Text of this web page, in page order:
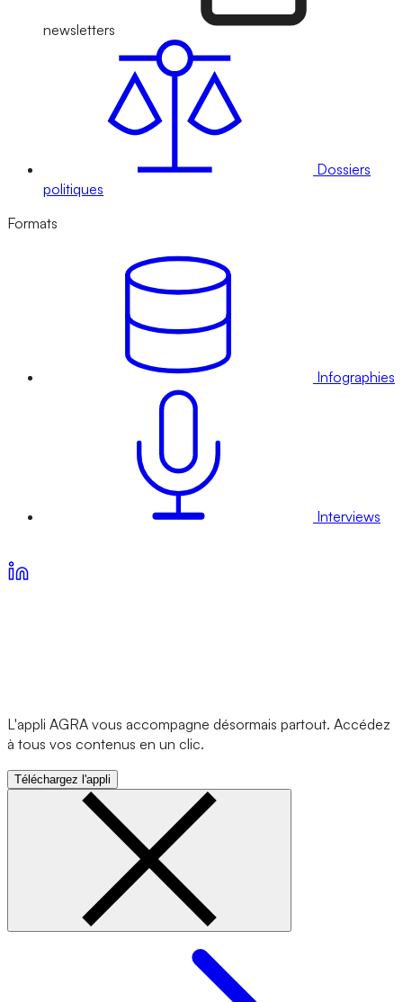
newsletters
Dossiers
politiques
Formats
Infographies
Interviews
L'appli AGRA vous accompagne désormais partout. Accédez
à tous vos contenus en un clic.
Téléchargez l'appli